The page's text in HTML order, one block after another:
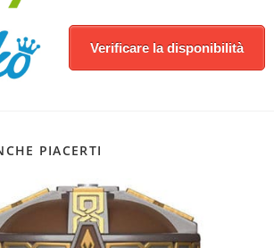
Verificare la disponibilità
PIACERTI